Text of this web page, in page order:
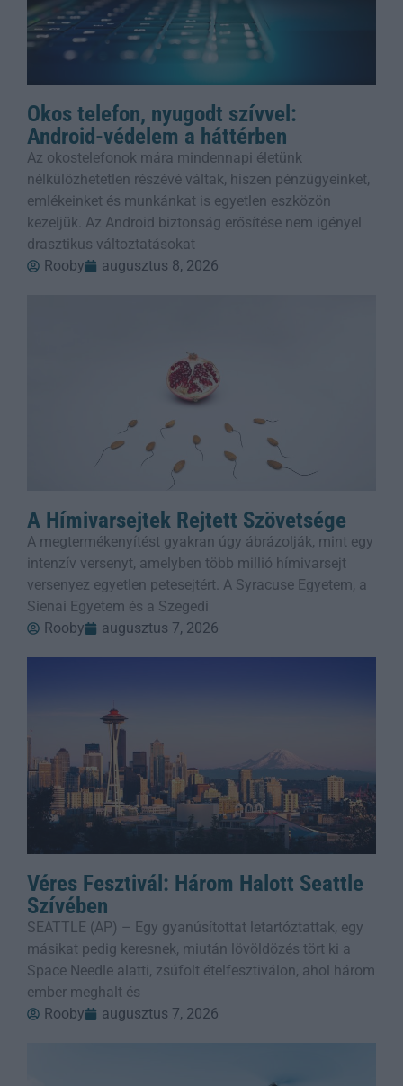
Okos telefon, nyugodt szívvel:
Android-védelem a háttérben
Az okostelefonok mára mindennapi életünk
nélkülözhetetlen részévé váltak, hiszen pénzügyeinket,
emlékeinket és munkánkat is egyetlen eszközön
kezeljük. Az Android biztonság erősítése nem igényel
drasztikus változtatásokat
Rooby
augusztus 8, 2026
A Hímivarsejtek Rejtett Szövetsége
A megtermékenyítést gyakran úgy ábrázolják, mint egy
intenzív versenyt, amelyben több millió hímivarsejt
versenyez egyetlen petesejtért. A Syracuse Egyetem, a
Sienai Egyetem és a Szegedi
Rooby
augusztus 7, 2026
Véres Fesztivál: Három Halott Seattle
Szívében
SEATTLE (AP) – Egy gyanúsítottat letartóztattak, egy
másikat pedig keresnek, miután lövöldözés tört ki a
Space Needle alatti, zsúfolt ételfesztiválon, ahol három
ember meghalt és
Rooby
augusztus 7, 2026